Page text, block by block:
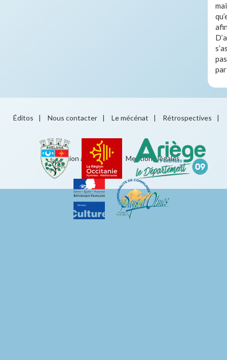
Éditos | Nous contacter | Le mécénat | Rétrospectives |
Éducation artistique Mentions légales